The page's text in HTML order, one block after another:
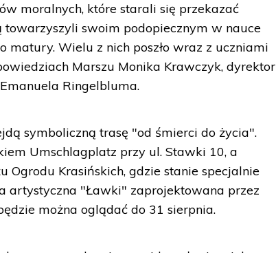
moralnych, które starali się przekazać
swoim podopiecznym w nauce
matury. Wielu z nich poszło wraz z uczniami
Marszu Monika Krawczyk, dyrektor
Ringelbluma.
symboliczną trasę "od śmierci do życia".
Umschlagplatz przy ul. Stawki 10, a
Krasińskich, gdzie stanie specjalnie
artystyczna "Ławki" zaprojektowana przez
można oglądać do 31 sierpnia.